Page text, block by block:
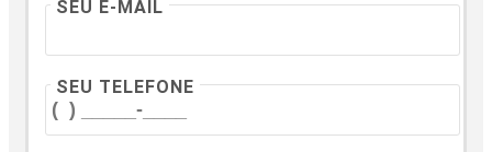
SEU E-MAIL
SEU TELEFONE